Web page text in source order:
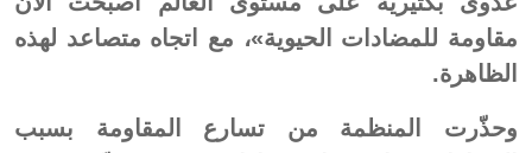
مقاومة للمضادات الحيوية»، مع اتجاه متصاعد لهذه
الظاهرة.
وحذّرت المنظمة من تسارع المقاومة بسبب